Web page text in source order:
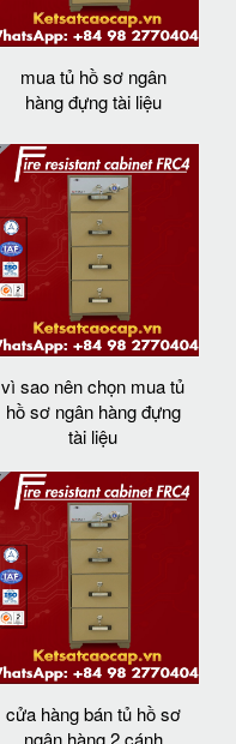
mua tủ hồ sơ ngân
hàng đựng tài liệu
vì sao nên chọn mua tủ
hồ sơ ngân hàng đựng
tài liệu
cửa hàng bán tủ hồ sơ